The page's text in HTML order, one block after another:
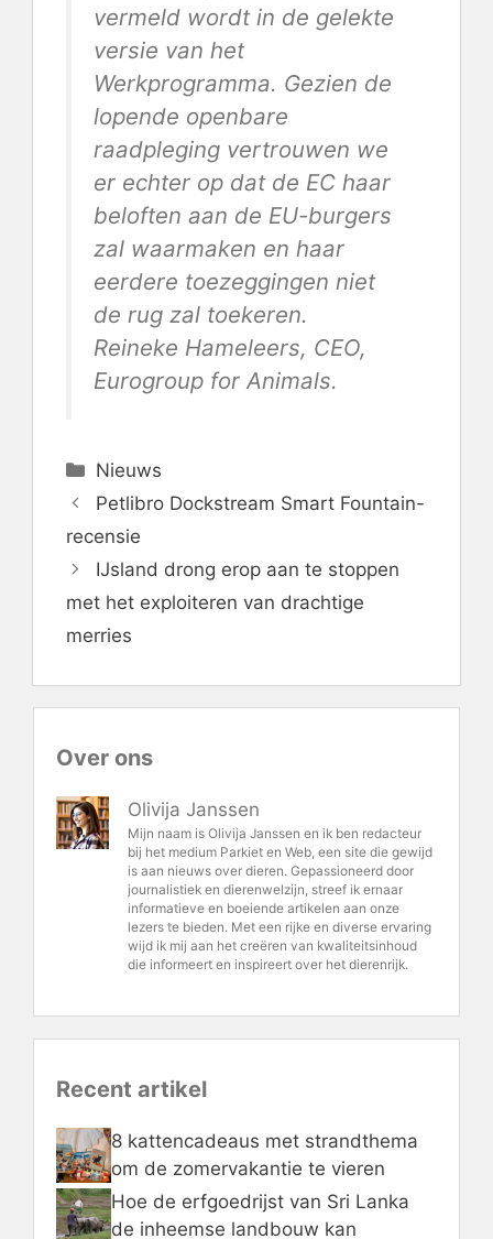
vermeld wordt in de gelekte
versie van het
Werkprogramma. Gezien de
lopende openbare
raadpleging vertrouwen we
er echter op dat de EC haar
beloften aan de EU-burgers
zal waarmaken en haar
eerdere toezeggingen niet
de rug zal toekeren.
Reineke Hameleers, CEO,
Eurogroup for Animals.
Categorieën
Nieuws
Petlibro Dockstream Smart Fountain-
recensie
IJsland drong erop aan te stoppen
met het exploiteren van drachtige
merries
Over ons
Olivija Janssen
Mijn naam is Olivija Janssen en ik ben redacteur
bij het medium Parkiet en Web, een site die gewijd
is aan nieuws over dieren. Gepassioneerd door
journalistiek en dierenwelzijn, streef ik ernaar
informatieve en boeiende artikelen aan onze
lezers te bieden. Met een rijke en diverse ervaring
wijd ik mij aan het creëren van kwaliteitsinhoud
die informeert en inspireert over het dierenrijk.
Recent artikel
8 kattencadeaus met strandthema
om de zomervakantie te vieren
Hoe de erfgoedrijst van Sri Lanka
de inheemse landbouw kan